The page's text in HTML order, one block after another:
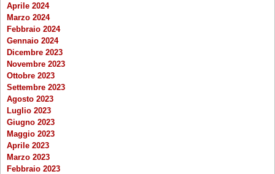
Aprile 2024
Marzo 2024
Febbraio 2024
Gennaio 2024
Dicembre 2023
Novembre 2023
Ottobre 2023
Settembre 2023
Agosto 2023
Luglio 2023
Giugno 2023
Maggio 2023
Aprile 2023
Marzo 2023
Febbraio 2023